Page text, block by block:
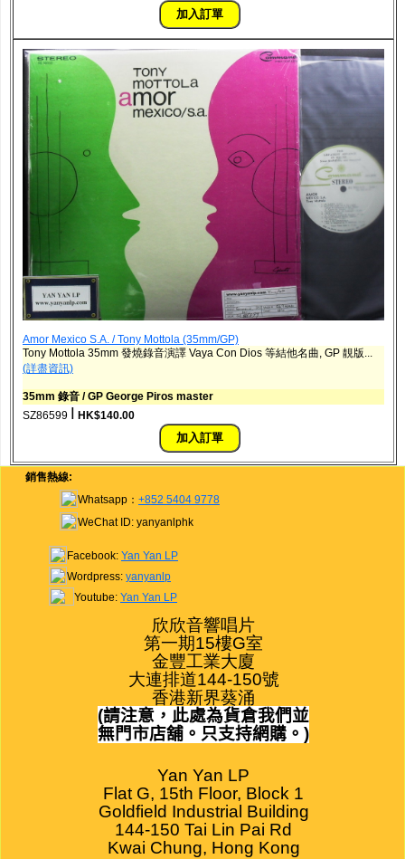
Amor Mexico S.A. / Tony Mottola (35mm/GP)
Tony Mottola 35mm 發燒錄音演譯 Vaya Con Dios 等結他名曲, GP 靚版...
(詳盡資訊)
35mm 錄音 / GP George Piros master
SZ86599 ǀ HK$140.00
銷售熱線:
Whatsapp： +852 5404 9778
WeChat ID: yanyanlphk
Facebook: Yan Yan LP
Wordpress: yanyanlp
Youtube: Yan Yan LP
欣欣音響唱片
第一期15樓G室
金豐工業大廈
大連排道144-150號
香港新界葵涌
(請注意，此處為貨倉我們並
無門市店舖。只支持網購。 )
Yan Yan LP
Flat G, 15th Floor, Block 1
Goldfield Industrial Building
144-150 Tai Lin Pai Rd
Kwai Chung, Hong Kong